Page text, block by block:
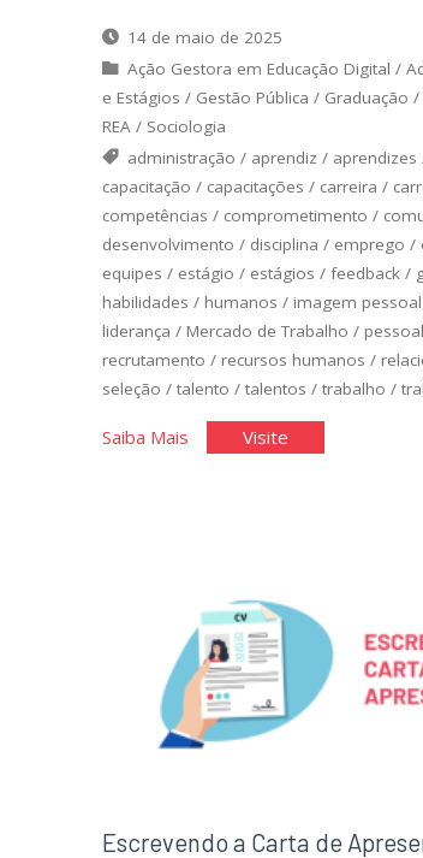
14 de maio de 2025
Ação Gestora em Educação Digital /
e Estágios / Gestão Pública / Graduação /
REA/ Sociologia
administração / aprendiz / aprendizes
capacitação / capacitações / carreira /
competências / comprometimento /
desenvolvimento / disciplina / emprego /
equipes / estágio / estágios / feedback/
habilidades / humanos / imagem pessoal
liderança / Mercado de Trabalho / pessoal
recrutamento / recursos humanos /
seleção / talento / talentos / trabalho /
Saiba Mais"Você
Visite"Você
Escrevendo a Carta de